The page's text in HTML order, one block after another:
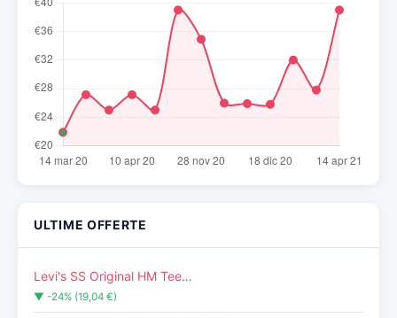
ULTIME OFFERTE
Levi's SS Original HM Tee…
▼ -24% (19,04 €)